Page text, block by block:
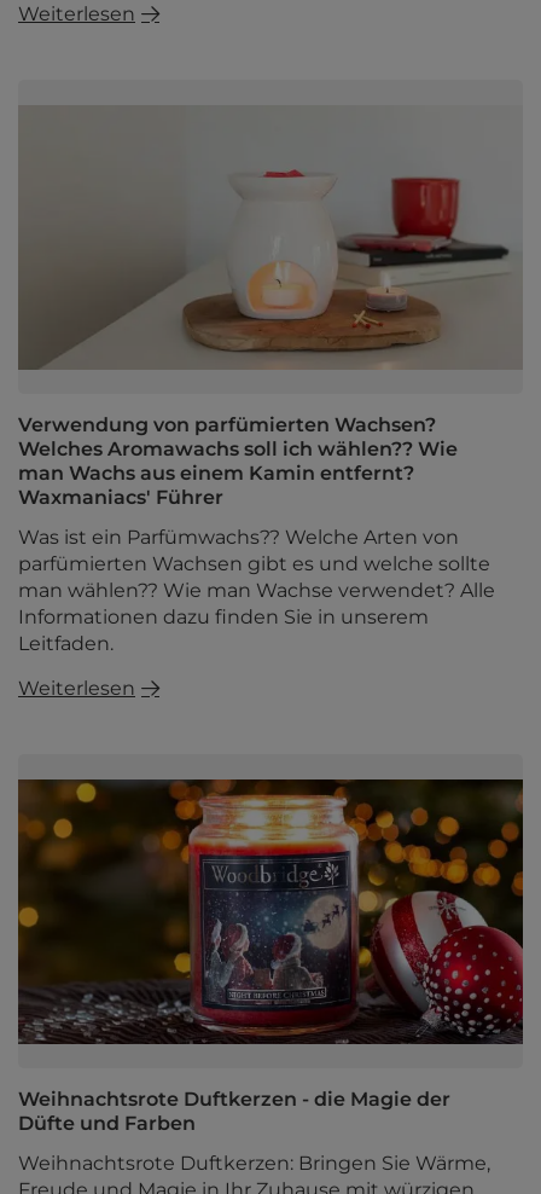
Weiterlesen
Verwendung von parfümierten Wachsen?
Welches Aromawachs soll ich wählen?? Wie
man Wachs aus einem Kamin entfernt?
Waxmaniacs' Führer
Was ist ein Parfümwachs?? Welche Arten von
parfümierten Wachsen gibt es und welche sollte
man wählen?? Wie man Wachse verwendet? Alle
Informationen dazu finden Sie in unserem
Leitfaden.
Weiterlesen
Weihnachtsrote Duftkerzen - die Magie der
Düfte und Farben
Weihnachtsrote Duftkerzen: Bringen Sie Wärme,